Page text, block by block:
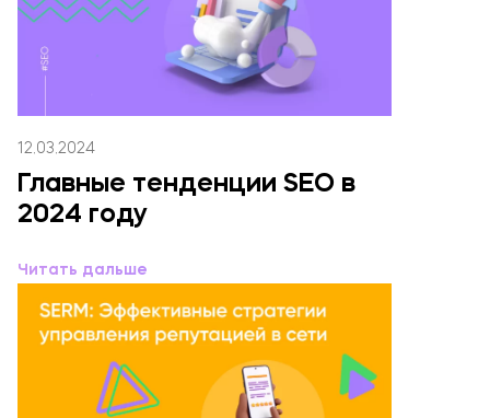
12.03.2024
Главные тенденции SEO в
2024 году
Читать дальше
Нажимая кнопку, я соглашаюсь на обработку
данных